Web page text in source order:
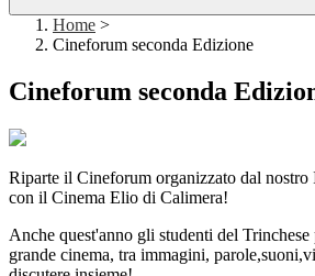
Home >
Cineforum seconda Edizione
Cineforum seconda
Riparte il Cineforum organizzato dal
con il Cinema Elio di Calimera!
Anche quest'anno gli studenti del
grande cinema, tra immagini,